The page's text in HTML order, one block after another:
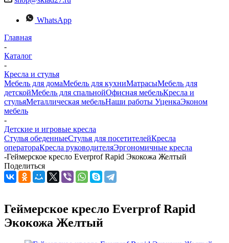
WhatsApp
Главная
-
Каталог
-
Кресла и стулья
Мебель для домаМебель для кухниМатраcыМебель для
детскойМебель для спальнойОфисная мебельКресла и
стульяМеталлическая мебельНаши работы УценкаЭконом
мебель
-
Детские и игровые кресла
Стулья обеденныеСтулья для посетителейКресла
оператораКресла руководителяЭргономичные кресла
-Геймерское кресло Everprof Rapid Экокожа Желтый
Поделиться
Геймерское кресло Everprof Rapid
Экокожа Желтый